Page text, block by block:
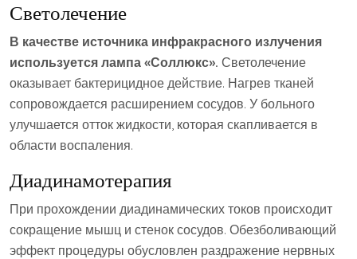
Светолечение
В качестве источника инфракрасного излучения
используется лампа «Соллюкс». Светолечение
оказывает бактерицидное действие. Нагрев тканей
сопровождается расширением сосудов. У больного
улучшается отток жидкости, которая скапливается в
области воспаления.
Диадинамотерапия
При прохождении диадинамических токов происходит
сокращение мышц и стенок сосудов. Обезболивающий
эффект процедуры обусловлен раздражение нервных